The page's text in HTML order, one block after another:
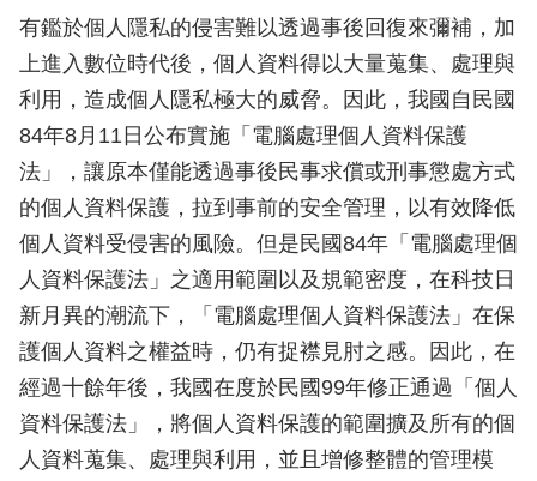
有鑑於個人隱私的侵害難以透過事後回復來彌補，加
上進入數位時代後，個人資料得以大量蒐集、處理與
利用，造成個人隱私極大的威脅。因此，我國自民國
84年8月11日公布實施「電腦處理個人資料保護
法」，讓原本僅能透過事後民事求償或刑事懲處方式
的個人資料保護，拉到事前的安全管理，以有效降低
個人資料受侵害的風險。但是民國84年「電腦處理個
人資料保護法」之適用範圍以及規範密度，在科技日
新月異的潮流下，「電腦處理個人資料保護法」在保
護個人資料之權益時，仍有捉襟見肘之感。因此，在
經過十餘年後，我國在度於民國99年修正通過「個人
資料保護法」，將個人資料保護的範圍擴及所有的個
人資料蒐集、處理與利用，並且增修整體的管理模